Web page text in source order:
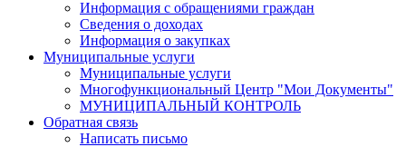
Информация с обращениями граждан
Сведения о доходах
Информация о закупках
Муниципальные услуги
Муниципальные услуги
Многофункциональный Центр "Мои Документы"
МУНИЦИПАЛЬНЫЙ КОНТРОЛЬ
Обратная связь
Написать письмо